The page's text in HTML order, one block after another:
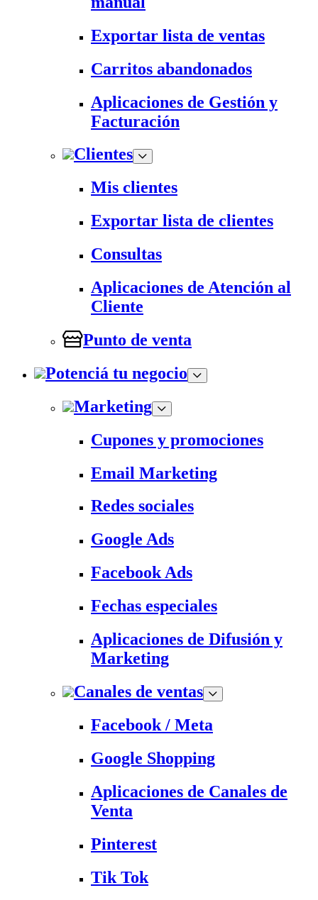
Exportar lista de ventas
Carritos abandonados
Aplicaciones de Gestión y
Facturación
Clientes
Mis clientes
Exportar lista de clientes
Consultas
Aplicaciones de Atención al
Cliente
Punto de venta
Potenciá tu negocio
Marketing
Cupones y promociones
Email Marketing
Redes sociales
Google Ads
Facebook Ads
Fechas especiales
Aplicaciones de Difusión y
Marketing
Canales de ventas
Facebook / Meta
Google Shopping
Aplicaciones de Canales de
Venta
Pinterest
Tik Tok